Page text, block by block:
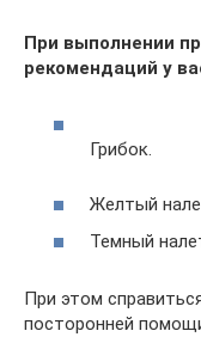
При выполнении
рекомендаций у
Грибок.
Желтый
Темный
При этом
посторонней